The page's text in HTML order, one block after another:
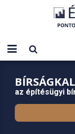
az építésügyi